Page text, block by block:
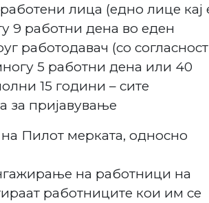
лица (едно лице кај
9 работни дена во еден
работодавач (со
5 работни дена или 40
15 години – сите
за пријавување
на Пилот мерката, односно
на работници на
работниците кои им се